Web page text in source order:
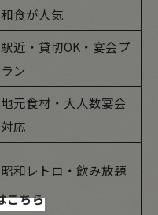
和食が人気
駅近・貸切OK・宴会プ
ラン
地元食材・大人数宴会
対応
昭和レトロ・飲み放題